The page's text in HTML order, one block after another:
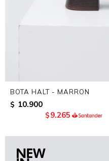
BOTA HALT - MARRON
$ 10.900
$9.265